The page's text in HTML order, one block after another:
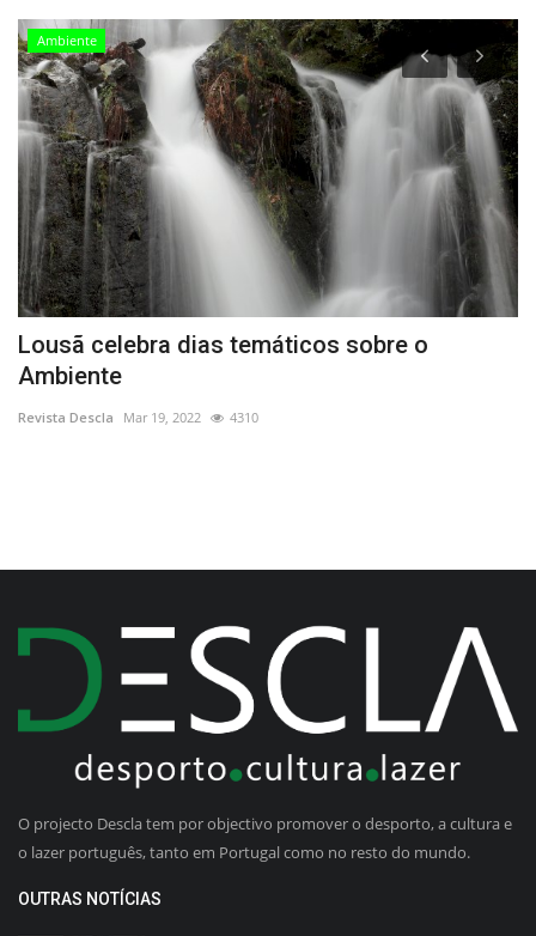
Ambiente
Lousã celebra dias temáticos sobre o
Ambiente
Revista Descla Mar 19, 2022 4310
O projecto Descla tem por objectivo promover o desporto, a cultura e
o lazer português, tanto em Portugal como no resto do mundo.
OUTRAS NOTÍCIAS